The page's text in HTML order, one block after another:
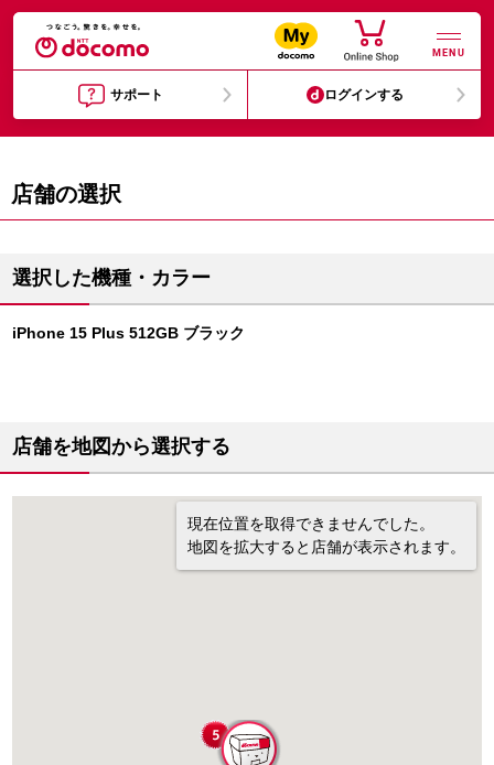
MENU
サポート ログインする
店舗の選択
選択した機種・カラー
iPhone 15 Plus 512GB ブラック
店舗を地図から選択する
現在位置を取得できませんでした。
地図を拡大すると店舗が表示されます。